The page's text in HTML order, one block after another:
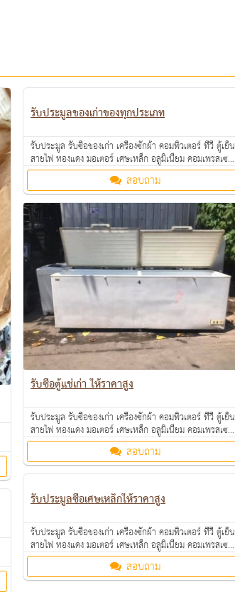
รับประมูลของเก่าของทุกประเภท
รับประมูล รับซื้อของเก่า เครื่องซักผ้า คอมพิวเตอร์ ทีวี ตู้เย็น
สายไฟ ทองแดง มอเตอร์ เศษเหล็ก อลูมิเนียม คอมเพรสเซอร์
แอร์เก่า ตามโรงงาน โรงแรม อพาร์ทเม้นท์ ให้ราคาดี คุยง่าย
จ่ายคล่อง รับซื้อเงินสดถึงที่ สนใจทักมาสอบถามหรือส่งรูป
มาสอบถามได้ค่ะ
สอบถาม
รับซื้อตู้แช่เก่า ให้ราคาสูง
รับประมูล รับซื้อของเก่า เครื่องซักผ้า คอมพิวเตอร์ ทีวี ตู้เย็น
สายไฟ ทองแดง มอเตอร์ เศษเหล็ก อลูมิเนียม คอมเพรสเซอร์
แอร์เก่า ตามโรงงาน โรงแรม อพาร์ทเม้นท์ ให้ราคาดี คุยง่าย
จ่ายคล่อง รับซื้อเงินสดถึงที่ สนใจทักมาสอบถามหรือส่งรูป
มาสอบถามได้ค่ะ
สอบถาม
รับประมูลซื้อเศษเหล็กให้ราคาสูง
รับประมูล รับซื้อของเก่า เครื่องซักผ้า คอมพิวเตอร์ ทีวี ตู้เย็น
สายไฟ ทองแดง มอเตอร์ เศษเหล็ก อลูมิเนียม คอมเพรสเซอร์
แอร์เก่า ตามโรงงาน โรงแรม อพาร์ทเม้นท์ ให้ราคาดี คุยง่าย
จ่ายคล่อง รับซื้อเงินสดถึงที่ สนใจทักมาสอบถามหรือส่งรูป
มาสอบถามได้ค่ะ
สอบถาม